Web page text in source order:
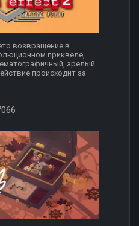
возвращение в
приквеле,
зрелый
происходит за